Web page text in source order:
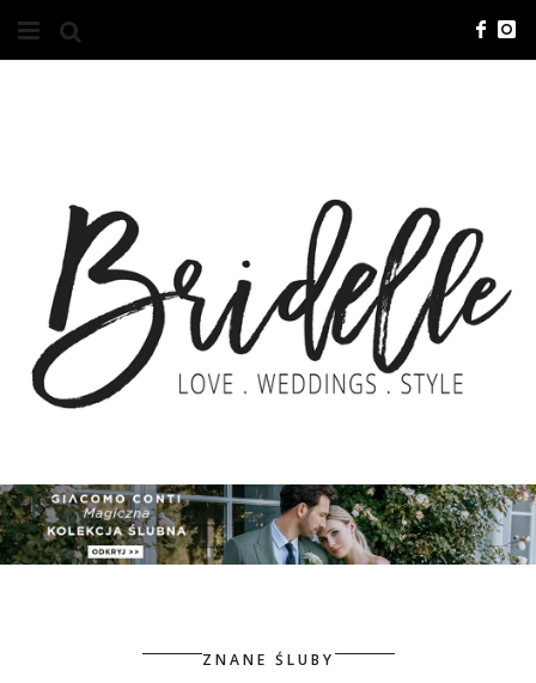
O NAS
KONTAKT
REKLAMA
ADVERTISING
ZGŁOSZENIA
ZNANE ŚLUBY